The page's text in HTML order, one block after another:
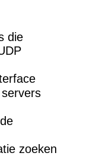
die
zoeken